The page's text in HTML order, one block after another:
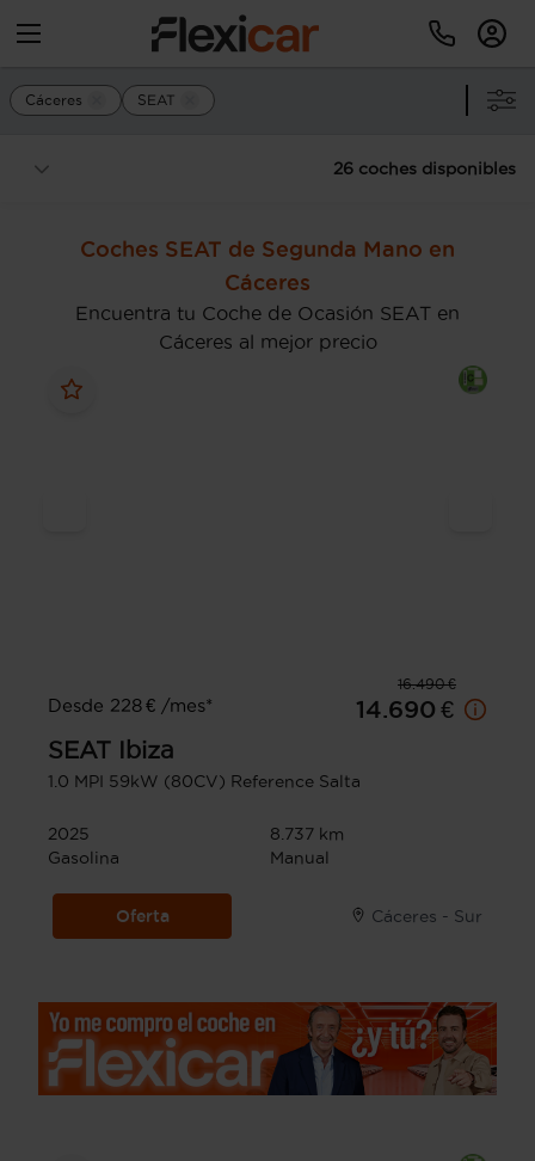
Cáceres SEAT
26 coches disponibles
Coches SEAT de Segunda Mano en
Cáceres
Encuentra tu Coche de Ocasión SEAT en
Cáceres al mejor precio
16.490 €
Desde 228 € /mes*
14.690 €
SEAT
Ibiza
1.0 MPI 59kW (80CV) Reference Salta
2025
8.737 km
Gasolina
Manual
Oferta Cáceres - Sur